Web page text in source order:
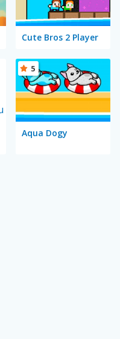
Cute Bros 2 Player
Aqua Dogy
5